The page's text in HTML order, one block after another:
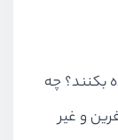
بکنند؟ چه
و غیر